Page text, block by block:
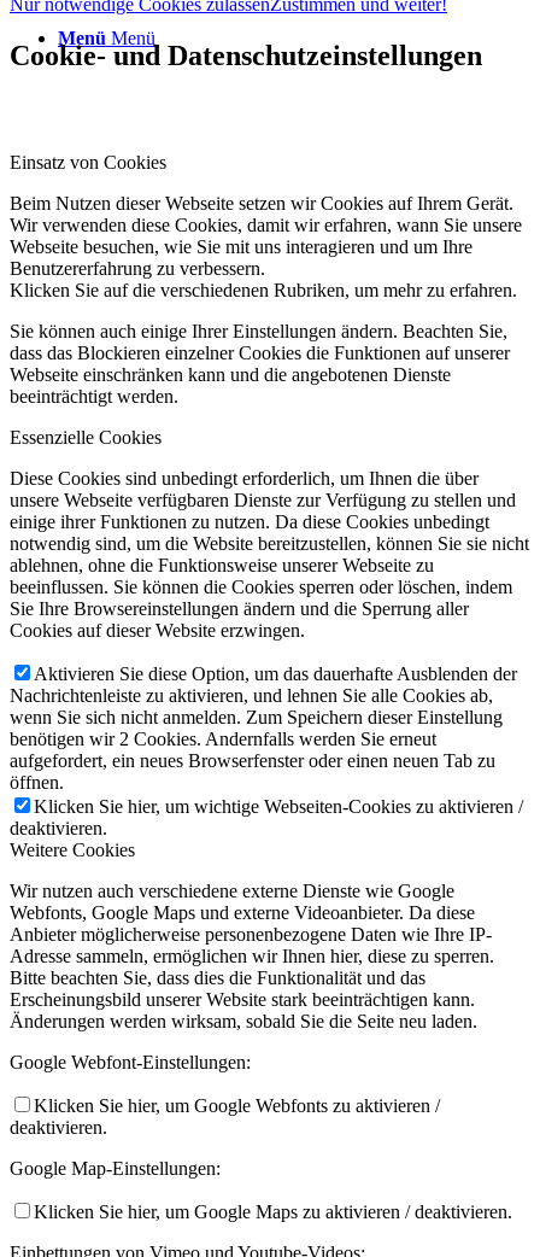
Menü Menü
Nur notwendige Cookies zulassenZustimmen und weiter!
Cookie- und Datenschutzeinstellungen
Einsatz von Cookies
Beim Nutzen dieser Webseite setzen wir Cookies auf Ihrem Gerät.
Wir verwenden diese Cookies, damit wir erfahren, wann Sie unsere
Webseite besuchen, wie Sie mit uns interagieren und um Ihre
Benutzererfahrung zu verbessern.
Klicken Sie auf die verschiedenen Rubriken, um mehr zu erfahren.
Sie können auch einige Ihrer Einstellungen ändern. Beachten Sie,
dass das Blockieren einzelner Cookies die Funktionen auf unserer
Webseite einschränken kann und die angebotenen Dienste
beeinträchtigt werden.
Essenzielle Cookies
Diese Cookies sind unbedingt erforderlich, um Ihnen die über
unsere Webseite verfügbaren Dienste zur Verfügung zu stellen und
einige ihrer Funktionen zu nutzen. Da diese Cookies unbedingt
notwendig sind, um die Website bereitzustellen, können Sie sie nicht
ablehnen, ohne die Funktionsweise unserer Webseite zu
beeinflussen. Sie können die Cookies sperren oder löschen, indem
Sie Ihre Browsereinstellungen ändern und die Sperrung aller
Cookies auf dieser Website erzwingen.
Aktivieren Sie diese Option, um das dauerhafte Ausblenden der
Nachrichtenleiste zu aktivieren, und lehnen Sie alle Cookies ab,
wenn Sie sich nicht anmelden. Zum Speichern dieser Einstellung
benötigen wir 2 Cookies. Andernfalls werden Sie erneut
aufgefordert, ein neues Browserfenster oder einen neuen Tab zu
öffnen.
Klicken Sie hier, um wichtige Webseiten-Cookies zu aktivieren /
deaktivieren.
Weitere Cookies
Wir nutzen auch verschiedene externe Dienste wie Google
Webfonts, Google Maps und externe Videoanbieter. Da diese
Anbieter möglicherweise personenbezogene Daten wie Ihre IP-
Adresse sammeln, ermöglichen wir Ihnen hier, diese zu sperren.
Bitte beachten Sie, dass dies die Funktionalität und das
Erscheinungsbild unserer Website stark beeinträchtigen kann.
Änderungen werden wirksam, sobald Sie die Seite neu laden.
Google Webfont-Einstellungen:
Klicken Sie hier, um Google Webfonts zu aktivieren /
deaktivieren.
Google Map-Einstellungen:
Klicken Sie hier, um Google Maps zu aktivieren / deaktivieren.
Einbettungen von Vimeo und Youtube-Videos: